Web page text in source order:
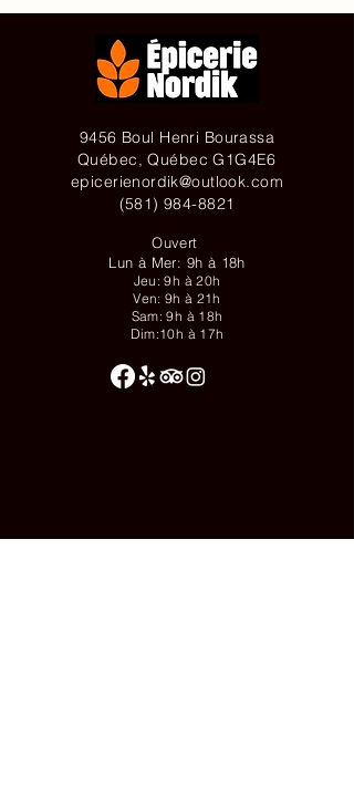
9456 Boul Henri Bourassa
Québec, Québec G1G4E6
epicerienordik@outlook.com
(581) 984-8821
Ouvert
Lun à Mer: 9h à 18h
Jeu: 9h à 20h
Ven: 9h à 21h
Sam: 9h à 18h
Dim:10h à 17h